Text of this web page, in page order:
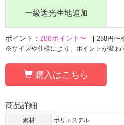
一級遮光生地追加
ポイント： 288ポイント〜 [ 288円〜
※サイズや仕様により、ポイントが変わ
購入はこちら
商品詳細
素材
ポリエステル